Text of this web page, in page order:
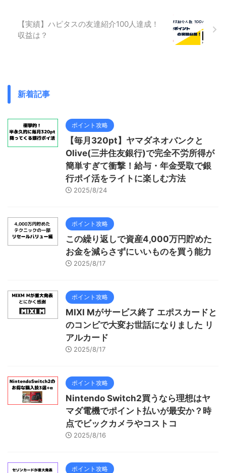
【実績】ハピタスの友達紹介100人達成！
収益は？
新着記事
ポイント攻略
【毎月320pt】ヤマダネオバンクと
Olive(三井住友銀行)で完全不労所得が
簡単すぎて衝撃！給与・年金受取で銀
行ポイ活をライトに楽しむ方法
2025/8/24
ポイント攻略
この繰り返しで資産4,000万円貯めた
お金を減らさずにいいものを買う能力
2025/8/17
ポイント攻略
MIXI Mがサービス終了 エポスカードと
のコンビで大変お世話になりました リ
アルカード
2025/8/17
ポイント攻略
Nintendo Switch2買うなら理想はヤ
マダ電機でポイント払いが最安か？時
点でビックカメラやコストコ
2025/8/16
ポイント攻略